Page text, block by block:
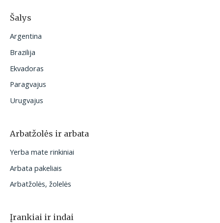
Šalys
Argentina
Brazilija
Ekvadoras
Paragvajus
Urugvajus
Arbatžolės ir arbata
Yerba mate rinkiniai
Arbata pakeliais
Arbatžolės, žolelės
Įrankiai ir indai